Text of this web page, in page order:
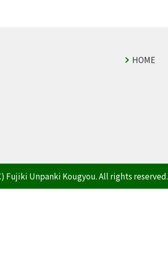
HOME
Fujiki Unpanki Kougyou. All rights reserved.